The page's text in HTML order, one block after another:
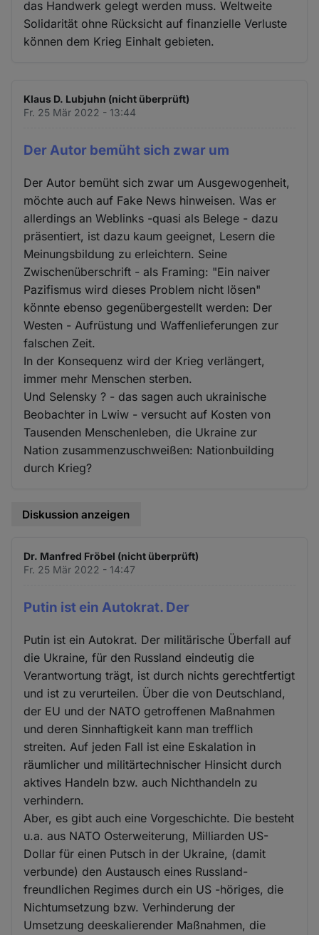
das Handwerk gelegt werden muss. Weltweite
Solidarität ohne Rücksicht auf finanzielle Verluste
können dem Krieg Einhalt gebieten.
Klaus D. Lubjuhn (nicht überprüft)
Fr. 25 Mär 2022 - 13:44
Der Autor bemüht sich zwar um
Der Autor bemüht sich zwar um Ausgewogenheit,
möchte auch auf Fake News hinweisen. Was er
allerdings an Weblinks -quasi als Belege - dazu
präsentiert, ist dazu kaum geeignet, Lesern die
Meinungsbildung zu erleichtern. Seine
Zwischenüberschrift - als Framing: "Ein naiver
Pazifismus wird dieses Problem nicht lösen"
könnte ebenso gegenübergestellt werden: Der
Westen - Aufrüstung und Waffenlieferungen zur
falschen Zeit.
In der Konsequenz wird der Krieg verlängert,
immer mehr Menschen sterben.
Und Selensky ? - das sagen auch ukrainische
Beobachter in Lwiw - versucht auf Kosten von
Tausenden Menschenleben, die Ukraine zur
Nation zusammenzuschweißen: Nationbuilding
durch Krieg?
Diskussion anzeigen
Dr. Manfred Fröbel (nicht überprüft)
Fr. 25 Mär 2022 - 14:47
Putin ist ein Autokrat. Der
Putin ist ein Autokrat. Der militärische Überfall auf
die Ukraine, für den Russland eindeutig die
Verantwortung trägt, ist durch nichts gerechtfertigt
und ist zu verurteilen. Über die von Deutschland,
der EU und der NATO getroffenen Maßnahmen
und deren Sinnhaftigkeit kann man trefflich
streiten. Auf jeden Fall ist eine Eskalation in
räumlicher und militärtechnischer Hinsicht durch
aktives Handeln bzw. auch Nichthandeln zu
verhindern.
Aber, es gibt auch eine Vorgeschichte. Die besteht
u.a. aus NATO Osterweiterung, Milliarden US-
Dollar für einen Putsch in der Ukraine, (damit
verbunde) den Austausch eines Russland-
freundlichen Regimes durch ein US -höriges, die
Nichtumsetzung bzw. Verhinderung der
Umsetzung deeskalierender Maßnahmen, die